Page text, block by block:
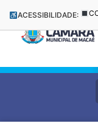
ACESSIBILIDADE: